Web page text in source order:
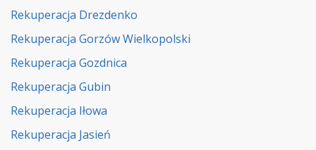
Rekuperacja Drezdenko
Rekuperacja Gorzów Wielkopolski
Rekuperacja Gozdnica
Rekuperacja Gubin
Rekuperacja Iłowa
Rekuperacja Jasień